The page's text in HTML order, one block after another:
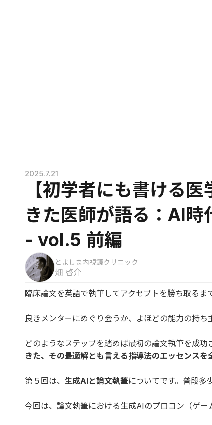
2025.7.21
【初学者にも書ける
きた医師が語る：AI時
- vol.5 前編
とよしま内視鏡クリニック
畑 啓介
臨床論文を英語で執筆してアクセプトを勝ち取るま
良きメンターにめぐり会うか、よほどの能力の持
どのようなステップを踏めば最初の論文執筆を成功
きた、その最適解とも言える指導法のエッセンスを
第５回は、 生成AIと論文執筆についてです。普段多
今回は、論文執筆における生成AIのプロコン（ゲ